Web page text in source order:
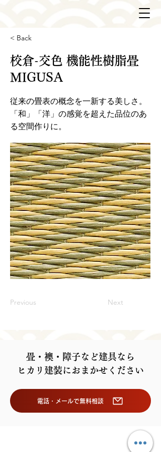
< Back
校倉-交色 機能性樹脂畳
MIGUSA
従来の畳表の概念を一新する美しさ。
「和」「洋」の感覚を超えた品位のあ
る空間作りに。
Previous Next
畳・襖・障子など建具なら
ヒカリ建装におまかせください
電話・メールで無料相談